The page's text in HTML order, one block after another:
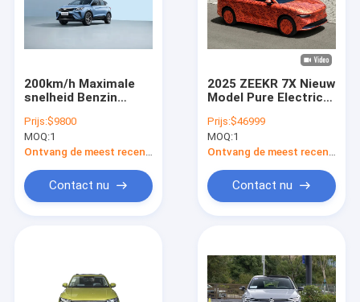
200km/h Maximale
snelheid Benzin
Coolray Bin Yue L
Benzinvoertuig
Prijs:$9800
MOQ:1
Ontvang de meest recente Prijs
Contact nu
2025 ZEEKR 7X Nieuw
Model Pure Electric
Range SUV High
Speed 210km/h
Nieuw
Prijs:$46999
MOQ:1
Ontvang de meest recente Prijs
Contact nu